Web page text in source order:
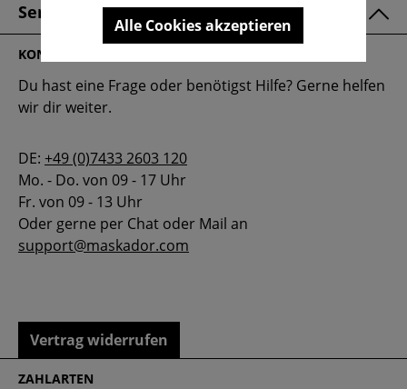
Service & FAQ
KONTAKT
Du hast eine Frage oder benötigst Hilfe? Gerne helfen
wir dir weiter.
DE: +49 (0)7433 2603 120
Mo. - Do. von 09 - 17 Uhr
Fr. von 09 - 13 Uhr
Oder gerne per Chat oder Mail an
support@maskador.com
Vertrag widerrufen
ZAHLARTEN
Alle Cookies akzeptieren